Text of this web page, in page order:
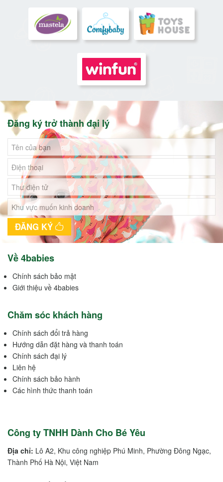
Đăng ký trở thành đại lý
ĐĂNG KÝ
Về 4babies
Chính sách bảo mật
Giới thiệu về 4babies
Chăm sóc khách hàng
Chính sách đổi trả hàng
Hướng dẫn đặt hàng và thanh toán
Chính sách đại lý
Liên hệ
Chính sách bảo hành
Các hình thức thanh toán
Công ty TNHH Dành Cho Bé Yêu
Địa chỉ: Lô A2, Khu công nghiệp Phú Minh, Phường Đông Ngạc,
Thành Phố Hà Nội, Việt Nam